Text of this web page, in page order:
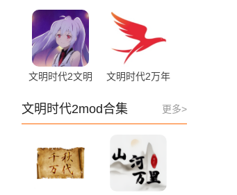
之梦 6.18 手机
版
版
文明时代2文明
1.01415
文明时代2万年
安卓版
更多>
文明时代2mod合集